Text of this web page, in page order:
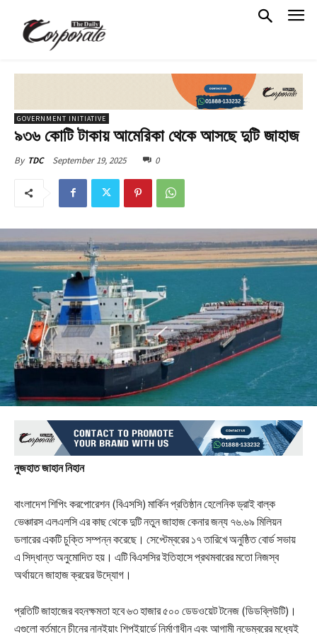
GOVERNMENT INITIATIVE
৯৩৬ কোটি টাকায় আমেরিকা থেকে আসছে দুটি জাহাজ
By TDC September 19, 2025 0
নুজহাত জাহান নিহান
বাংলাদেশ শিপিং করপোরেশন (বিএসসি) মার্কিন প্রতিষ্ঠান হেলেনিক ড্রাই বাল্ক
ভেঞ্চারস এলএলসি এর কাছ থেকে দুটি নতুন জাহাজ কেনার জন্য ৭৬.৬৯ মিলিয়ন
ডলারের একটি চুক্তি সম্পন্ন করেছে। সেপ্টেম্বরের ১৭ তারিখে অনুষ্ঠিত বোর্ড সভায়
এ সিদ্ধান্ত অনুমোদিত হয়। এটি বিএসসির ইতিহাসে প্রথমবারের মতো নিজস্ব
অর্থায়নে জাহাজ ক্রয়ের উদ্যোগ।
প্রতিটি জাহাজের বহনক্ষমতা হবে ৬৩ হাজার ৫০০ ডেডওয়েট টনেজ (ডিডব্লিউটি)।
এগুলো বর্তমানে চীনের নানইয়াং শিপইয়ার্ডে নির্মাণাধীন এবং আগামী নভেম্বরের মধ্যেই